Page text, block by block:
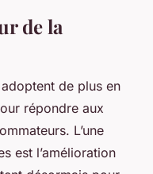
de la
de plus en
répondre aux
L’une
est l’amélioration